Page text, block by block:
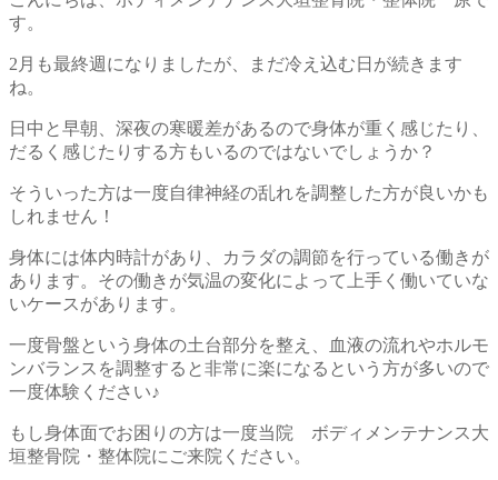
す。
2月も最終週になりましたが、まだ冷え込む日が続きます
ね。
日中と早朝、深夜の寒暖差があるので身体が重く感じたり、
だるく感じたりする方もいるのではないでしょうか？
そういった方は一度自律神経の乱れを調整した方が良いかも
しれません！
身体には体内時計があり、カラダの調節を行っている働きが
あります。その働きが気温の変化によって上手く働いていな
いケースがあります。
一度骨盤という身体の土台部分を整え、血液の流れやホルモ
ンバランスを調整すると非常に楽になるという方が多いので
一度体験ください♪
もし身体面でお困りの方は一度当院 ボディメンテナンス大
垣整骨院・整体院にご来院ください。